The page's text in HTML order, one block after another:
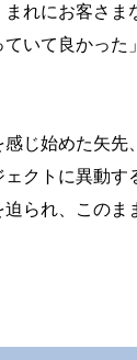
れにお客さ
いて良かっ
じ始めた矢
クトに異動
られ、この